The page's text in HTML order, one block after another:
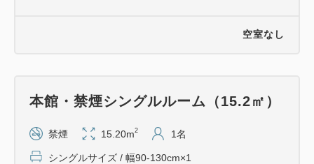
※ご夕食の当日のご変更は致しかねますので、予めご
※朝食は、本館３階レストラン「上海楼酒家」でのお
食事となります。
（秋田の食材を使った和洋バイキング。AM6：15
空室なし
本館・禁煙シングルルーム（15.2㎡）
禁煙 15.20m2 1名
シングルサイズ / 幅90-130cm×1